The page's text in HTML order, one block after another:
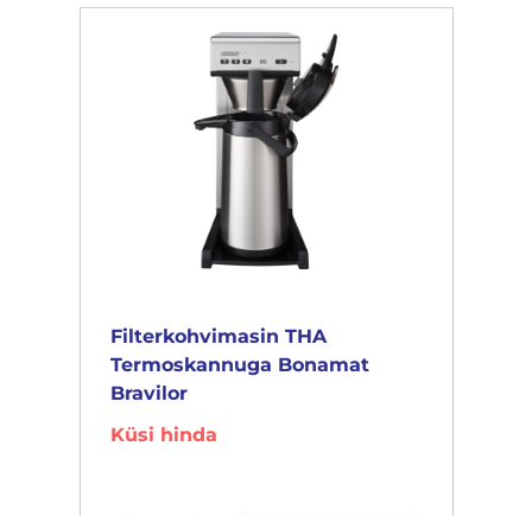
Filterkohvimasin THA
Termoskannuga Bonamat
Bravilor
Küsi hinda